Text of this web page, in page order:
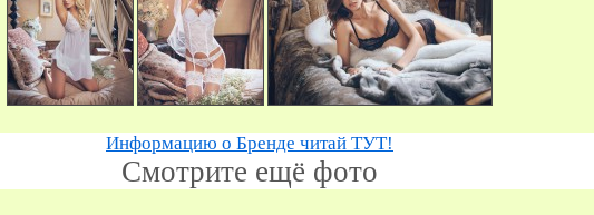
Информацию о Бренде читай ТУТ!
Смотрите ещё фото